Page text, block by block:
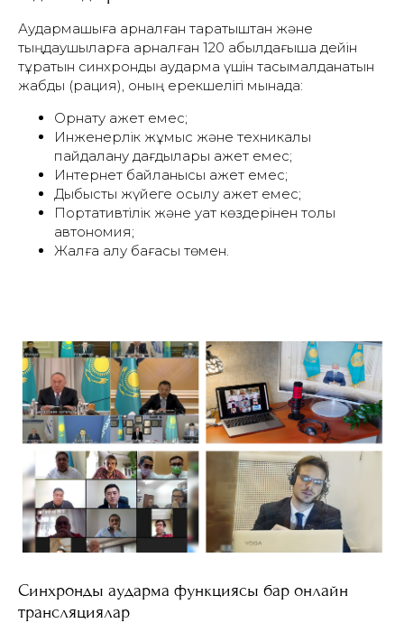
Аудармашыға арналған таратқыштан және
тыңдаушыларға арналған 120 қабылдағышқа дейін
тұратын синхронды аударма үшін тасымалданатын
жабдық (рация), оның ерекшелігі мынада:
Орнату қажет емес;
Инженерлік жұмыс және техникалық
пайдалану дағдылары қажет емес;
Интернет байланысы қажет емес;
Дыбыстық жүйеге қосылу қажет емес;
Портативтілік және қуат көздерінен толық
автономия;
Жалға алу бағасы төмен.
Синхронды аударма функциясы бар онлайн
трансляциялар